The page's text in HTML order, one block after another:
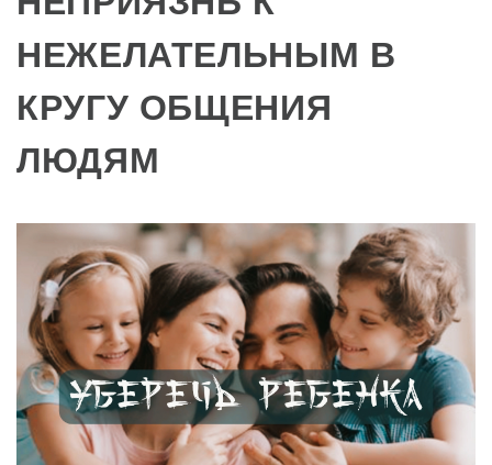
НЕЖЕЛАТЕЛЬНЫМ В
КРУГУ ОБЩЕНИЯ
ЛЮДЯМ